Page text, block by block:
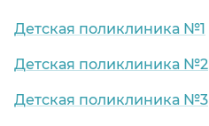
Детская поликлиника №1
Детская поликлиника №2
Детская поликлиника №3